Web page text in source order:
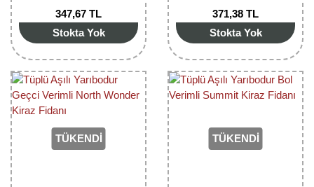
347,67 TL
Stokta Yok
371,38 TL
Stokta Yok
TÜKENDİ TÜKENDİ